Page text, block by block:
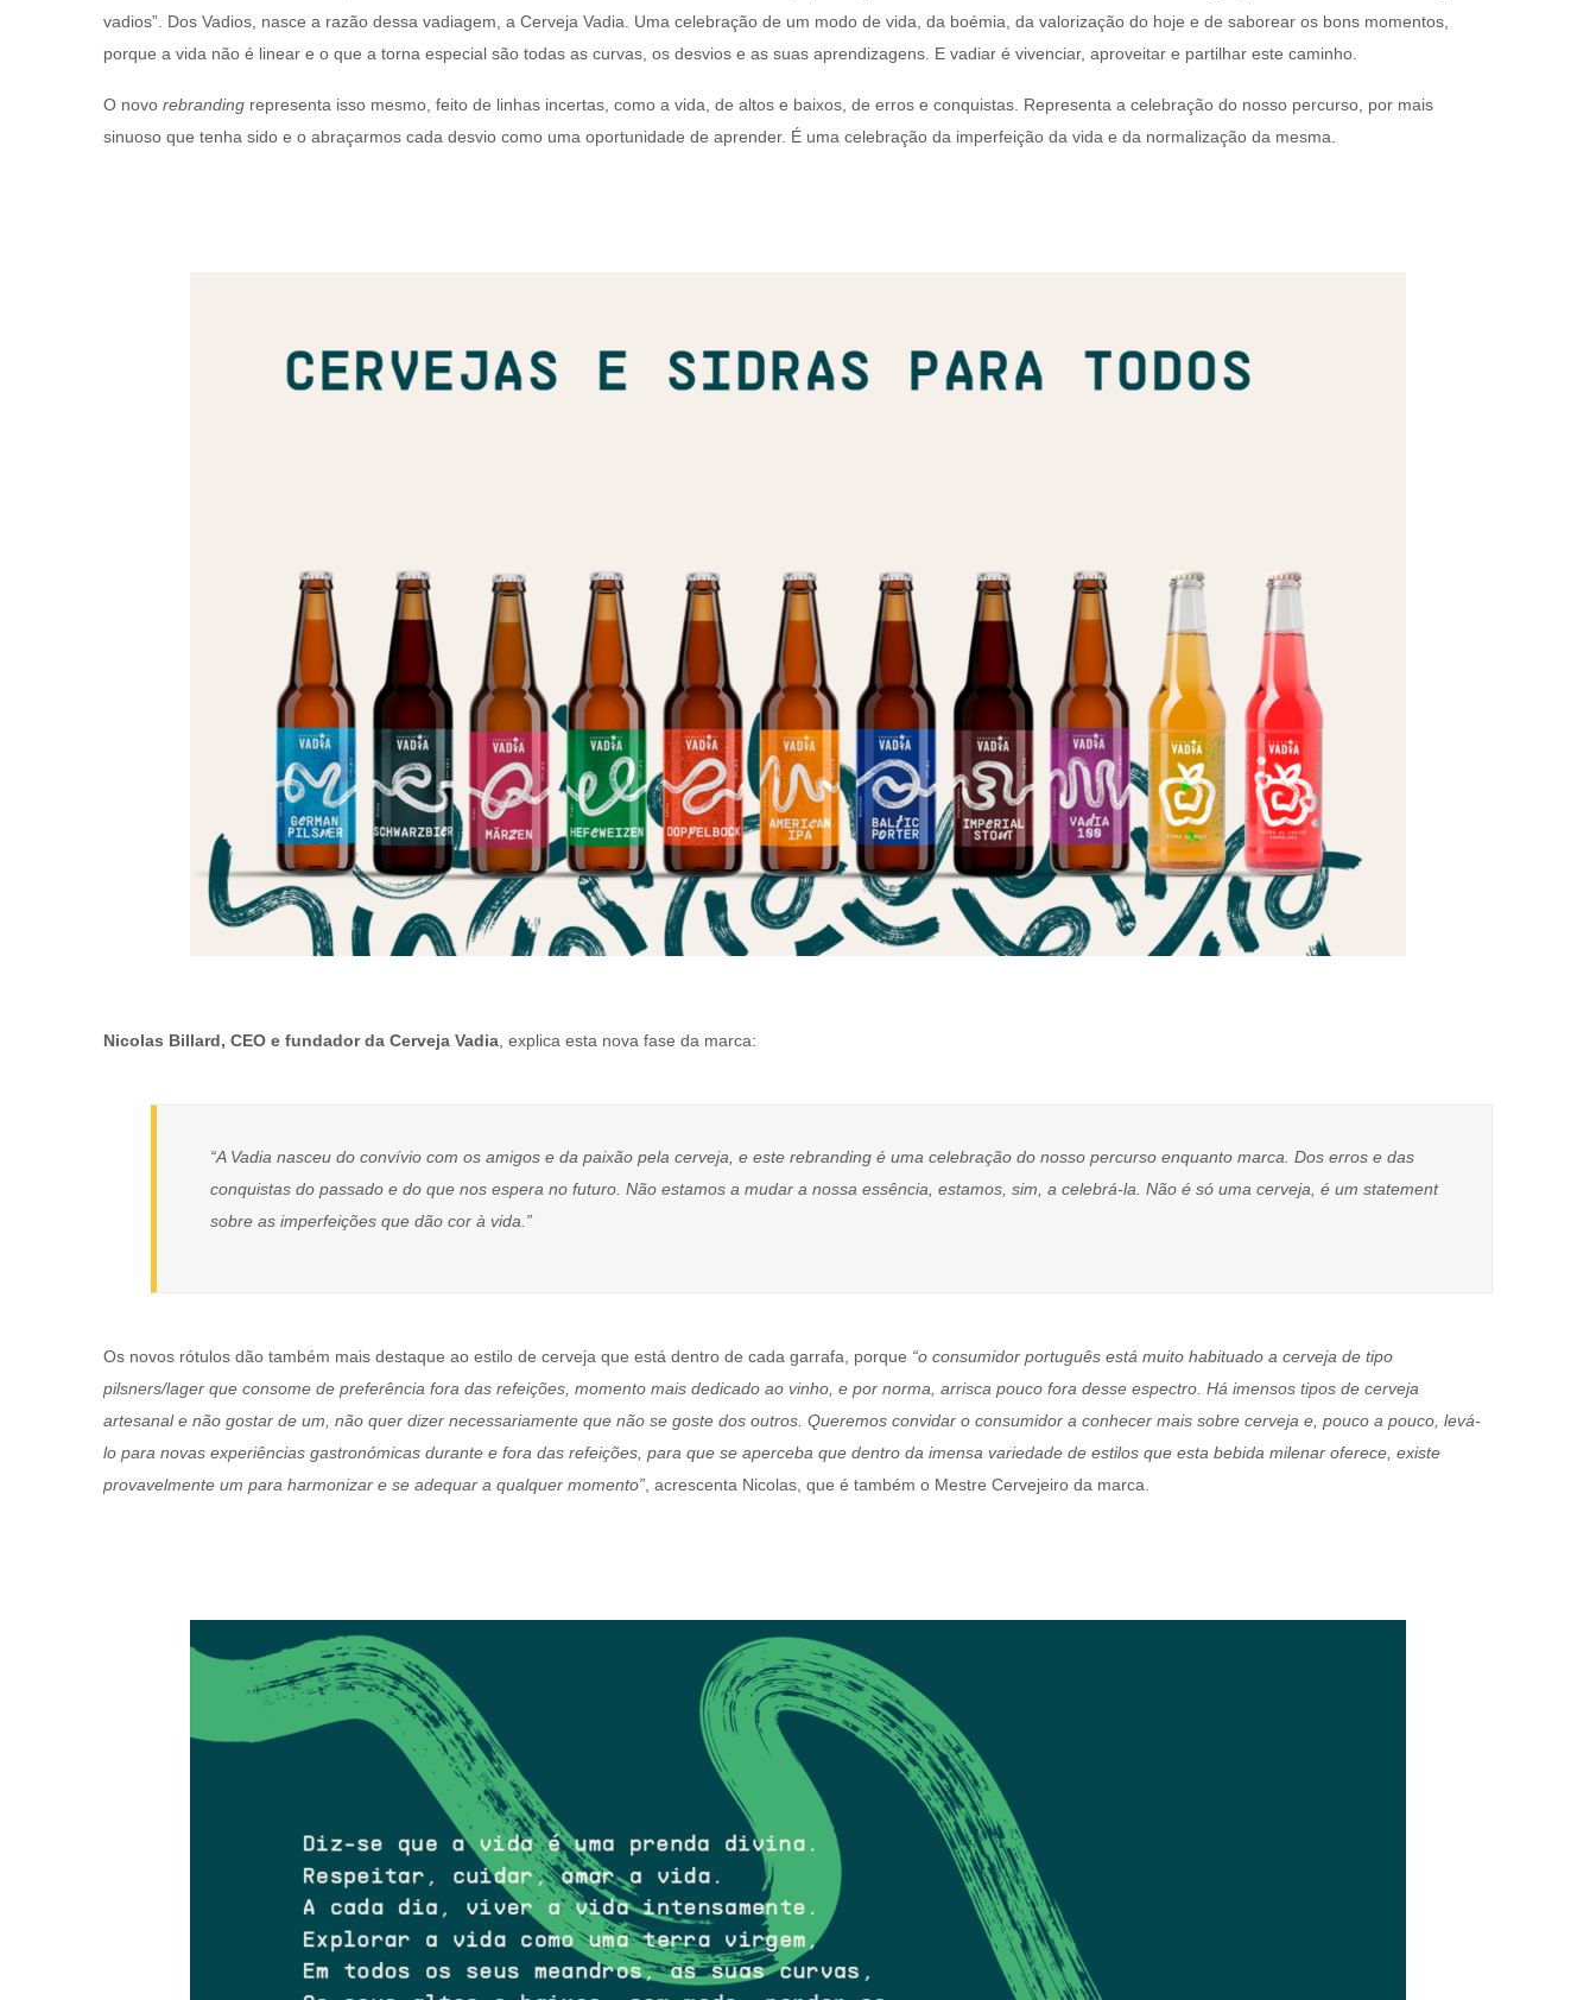
vadios”. Dos Vadios, nasce a razão dessa vadiagem, a Cerveja Vadia. Uma celebração de um modo de vida, da boémia, da valorização do hoje e de saborear os bons momentos,
porque a vida não é linear e o que a torna especial são todas as curvas, os desvios e as suas aprendizagens. E vadiar é vivenciar, aproveitar e partilhar este caminho.
O novo rebranding representa isso mesmo, feito de linhas incertas, como a vida, de altos e baixos, de erros e conquistas. Representa a celebração do nosso percurso, por mais
sinuoso que tenha sido e o abraçarmos cada desvio como uma oportunidade de aprender. É uma celebração da imperfeição da vida e da normalização da mesma.
Nicolas Billard, CEO e fundador da Cerveja Vadia , explica esta nova fase da marca:
“A Vadia nasceu do convívio com os amigos e da paixão pela cerveja, e este rebranding é uma celebração do nosso percurso enquanto marca. Dos erros e das
conquistas do passado e do que nos espera no futuro. Não estamos a mudar a nossa essência, estamos, sim, a celebrá-la. Não é só uma cerveja, é um statement
sobre as imperfeições que dão cor à vida.”
Os novos rótulos dão também mais destaque ao estilo de cerveja que está dentro de cada garrafa, porque “o consumidor português está muito habituado a cerveja de tipo
pilsners/lager que consome de preferência fora das refeições, momento mais dedicado ao vinho, e por norma, arrisca pouco fora desse espectro. Há imensos tipos de cerveja
artesanal e não gostar de um, não quer dizer necessariamente que não se goste dos outros. Queremos convidar o consumidor a conhecer mais sobre cerveja e, pouco a pouco, levá-
lo para novas experiências gastronómicas durante e fora das refeições, para que se aperceba que dentro da imensa variedade de estilos que esta bebida milenar oferece, existe
provavelmente um para harmonizar e se adequar a qualquer momento” , acrescenta Nicolas, que é também o Mestre Cervejeiro da marca.